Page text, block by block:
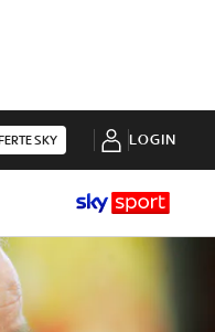
SKY LOGIN